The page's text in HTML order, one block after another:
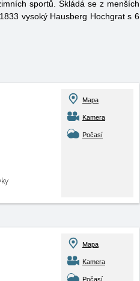
sportů. Skládá se z menších
vysoký Hausberg Hochgrat s 6
Mapa
Kamera
Počasí
Mapa
Kamera
Počasí